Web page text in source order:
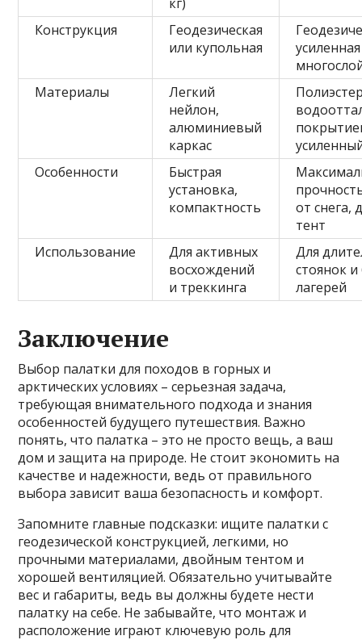
Конструкция
Геодезическая
или купольная
усиленная
Материалы
Легкий
нейлон,
алюминиевый
каркас
Особенности
Быстрая
установка,
компактность
от снега,
тент
Использование
Для активных
восхождений
и треккинга
Для
стоянок
лагерей
Заключение
Выбор палатки для походов в горных и
арктических условиях – серьезная задача,
требующая внимательного подхода и знания
особенностей будущего путешествия. Важно
понять, что палатка – это не просто вещь, а ваш
дом и защита на природе. Не стоит экономить на
качестве и надежности, ведь от правильного
выбора зависит ваша безопасность и комфорт.
Запомните главные подсказки: ищите палатки с
геодезической конструкцией, легкими, но
прочными материалами, двойным тентом и
хорошей вентиляцией. Обязательно учитывайте
вес и габариты, ведь вы должны будете нести
палатку на себе. Не забывайте, что монтаж и
расположение играют ключевую роль для